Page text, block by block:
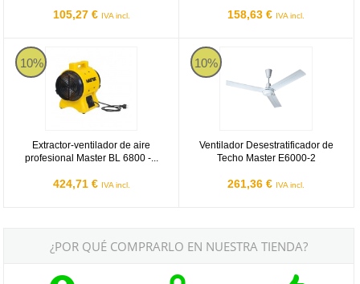
105,27 € IVA incl. 158,63 € IVA incl.
10%
Extractor-ventilador de aire
profesional Master BL 6800 -...
424,71 € IVA incl.
Master BL6800
10%
Ventilador Desestratificador de
Techo Master E6000-2
261,36 € IVA incl.
Master E6000-2
¿POR QUÉ COMPRARLO EN NUESTRA TIENDA?